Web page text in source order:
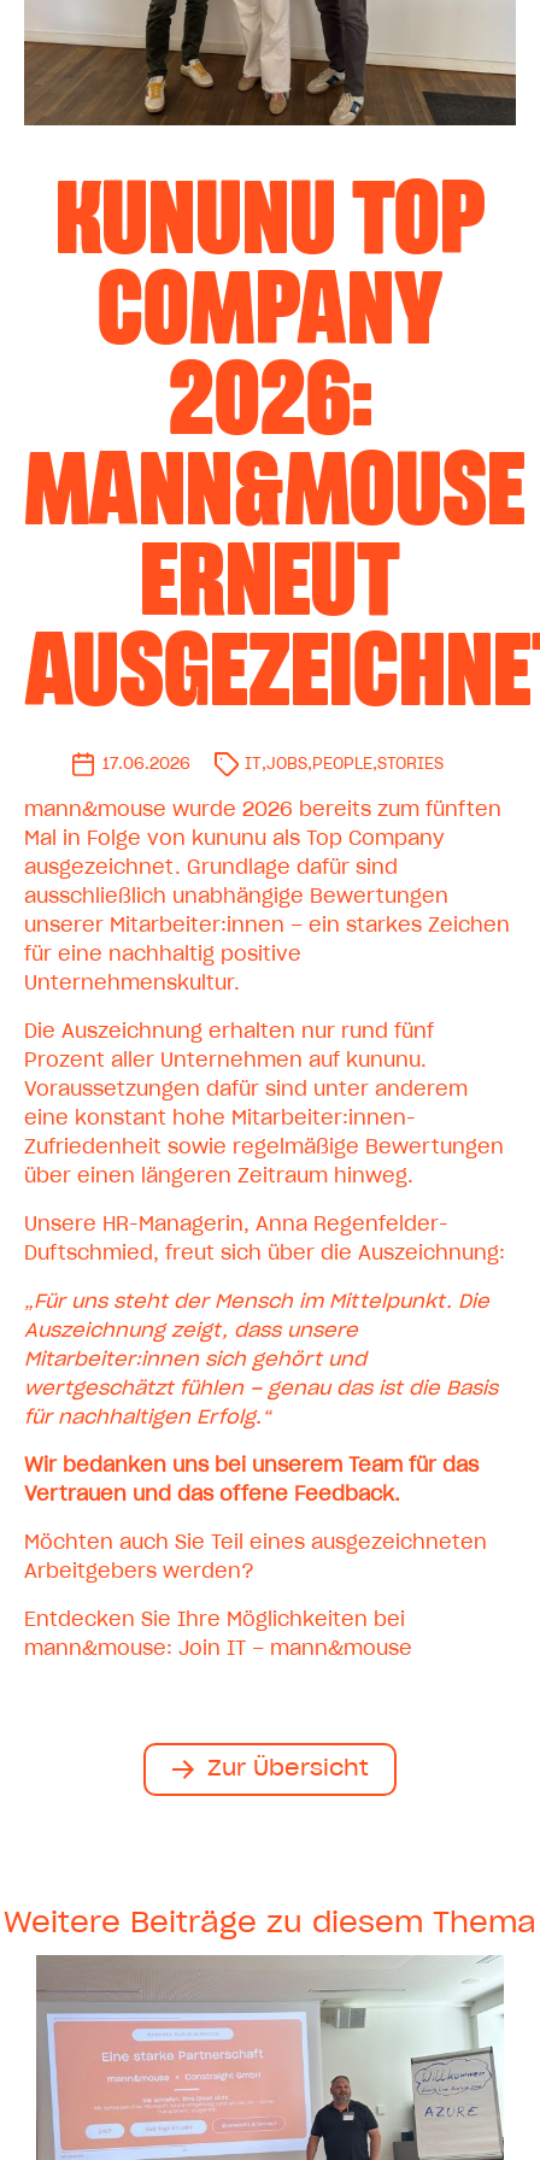
KUNUNU TOP
COMPANY
2026:
MANN&MOUSE
ERNEUT
17.06.2026 IT ,JOBS, PEOPLE,STORIES
mann&mouse wurde 2026 bereits zum fünften
Mal in Folge von kununu als Top Company
ausgezeichnet. Grundlage dafür sind
ausschließlich unabhängige Bewertungen
unserer Mitarbeiter:innen – ein starkes Zeichen
für eine nachhaltig positive
Unternehmenskultur.
Die Auszeichnung erhalten nur rund fünf
Prozent aller Unternehmen auf kununu.
Voraussetzungen dafür sind unter anderem
eine konstant hohe Mitarbeiter:innen-
Zufriedenheit sowie regelmäßige Bewertungen
über einen längeren Zeitraum hinweg.
Unsere HR-Managerin, Anna Regenfelder-
Duftschmied, freut sich über die Auszeichnung:
„Für uns steht der Mensch im Mittelpunkt. Die
Auszeichnung zeigt, dass unsere
Mitarbeiter:innen sich gehört und
wertgeschätzt fühlen – genau das ist die Basis
für nachhaltigen Erfolg.“
Wir bedanken uns bei unserem Team für das
Vertrauen und das offene Feedback.
Möchten auch Sie Teil eines ausgezeichneten
Arbeitgebers werden?
Entdecken Sie Ihre Möglichkeiten bei
mann&mouse: Join IT – mann&mouse
Zur Übersicht
Weitere Beiträge zu diesem Thema